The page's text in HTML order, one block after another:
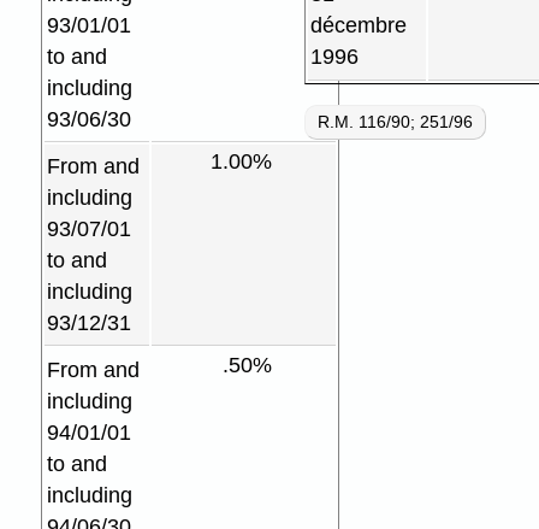
93/01/01
to and
including
93/06/30
From and
including
93/07/01
to and
including
93/12/31
1.00%
From and
including
94/01/01
to and
including
.50%
décembre
1996
R.M. 116/90; 251/96